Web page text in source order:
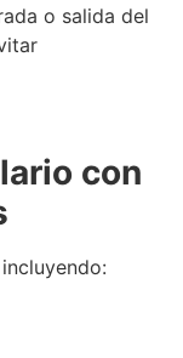
o salida del
con